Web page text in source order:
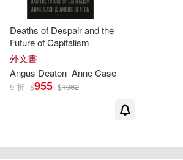
可新加坡店取(4)
可菲律賓店取(4)
適合手機平板閱讀(1)
Deaths of Despair and the
Future of Capitalism
外文書
Angus Deaton AnneCase
9 折 $955 $1062